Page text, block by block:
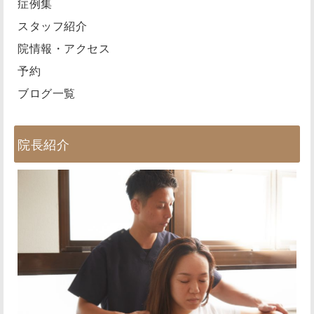
スタッフ紹介
院情報・アクセス
予約
ブログ一覧
院長紹介